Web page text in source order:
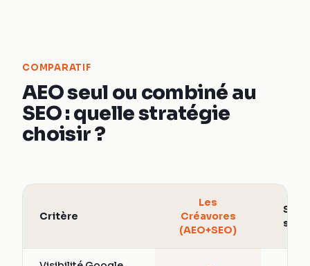
COMPARATIF
AEO seul ou combiné au
SEO : quelle stratégie
choisir ?
Critère
Les
Créavores
(AEO+SEO)
SEO
seul